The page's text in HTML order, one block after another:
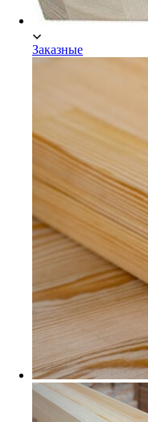
Заказные
Мебельный щит Дуб
Заказные